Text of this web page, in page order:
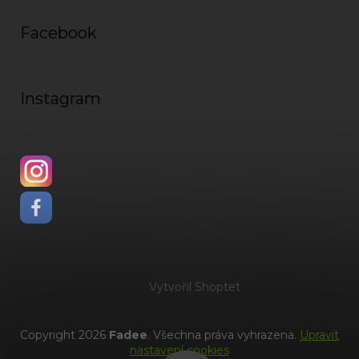
Facebook
Instagram
Vytvořil Shoptet
Copyright 2026 Fadee. Všechna práva vyhrazena. Upravit
nastavení cookies